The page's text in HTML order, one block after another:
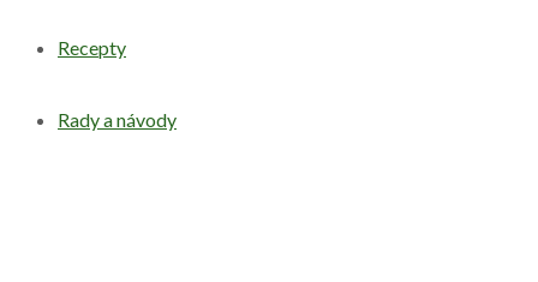
Recepty
Rady a návody